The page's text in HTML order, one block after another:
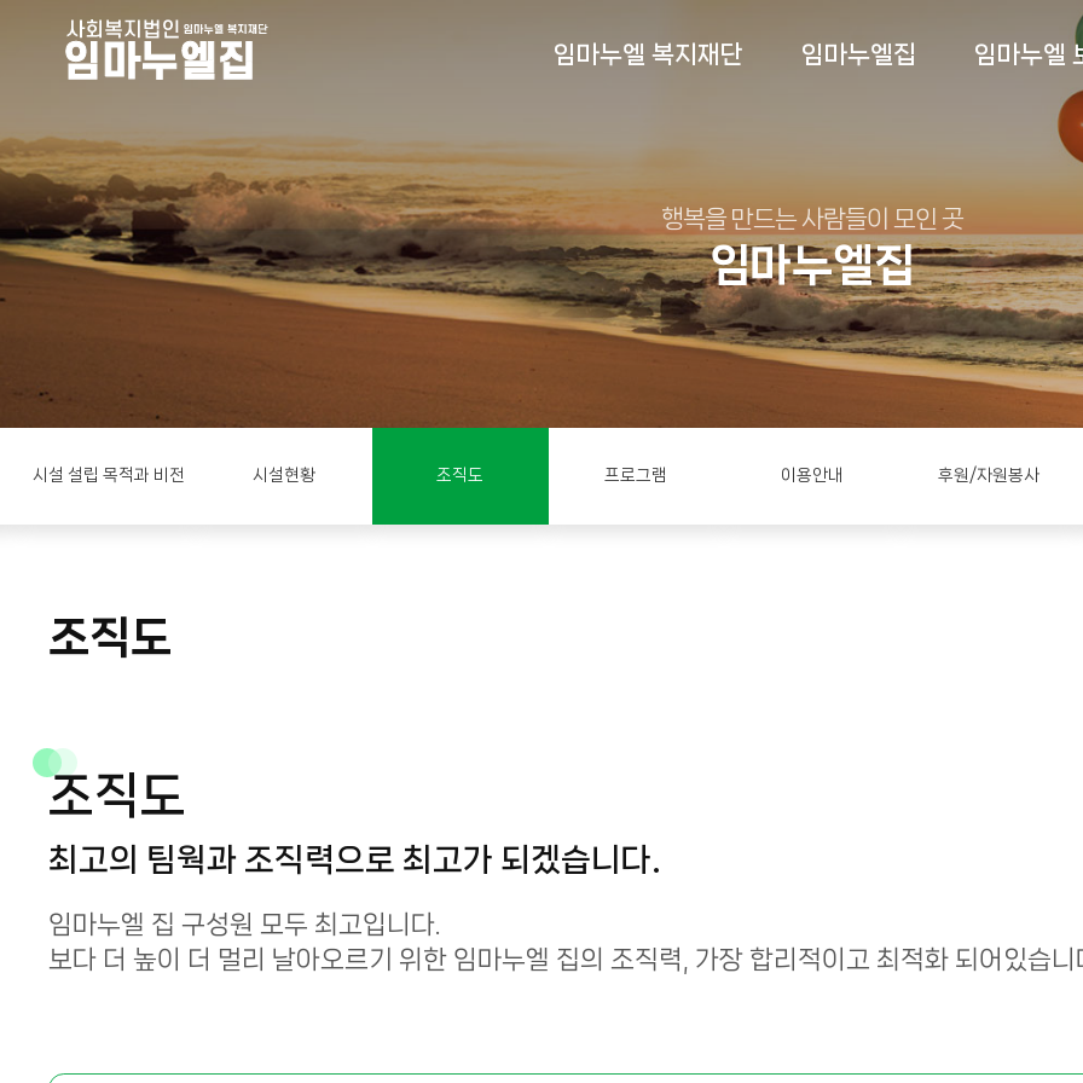
임마누엘 복지재단 임마누엘집 임마누엘
행복을 만드는 사람들이 모인 곳
임마누엘집
시설 설립 목적과 비전 시설현황 조직도 프로그램 이용안내 후원/자원봉사
조직도
조직도
최고의 팀웍과 조직력으로 최고가 되겠습니다.
임마누엘 집 구성원 모두 최고입니다.
보다 더 높이 더 멀리 날아오르기 위한 임마누엘 집의 조직력, 가장 합리적이고 최적화 되어있습니